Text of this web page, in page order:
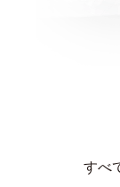
すべ